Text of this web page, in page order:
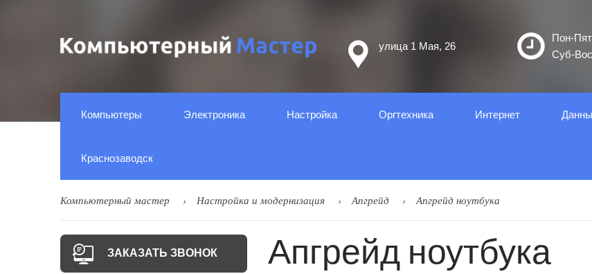
улица 1 Мая, 26
Пон-
Суб-
Компьютеры Электроника Настройка Оргтеxника Интернет
Краснозаводск
Компьютерный мастер Настройка и модернизация Апгрейд Апгрейд ноутбука
ЗАКАЗАТЬ ЗВОНОК Апгрейд ноутбука